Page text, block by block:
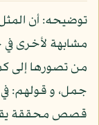
توضيحه: أن
مشابهة لأخرى
من تصورها إلى
جمل، و قولهم:
قصص محققة يقصد